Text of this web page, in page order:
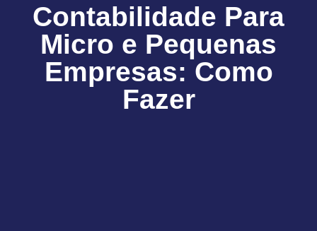
Contabilidade Para
Micro e Pequenas
Empresas: Como
Fazer